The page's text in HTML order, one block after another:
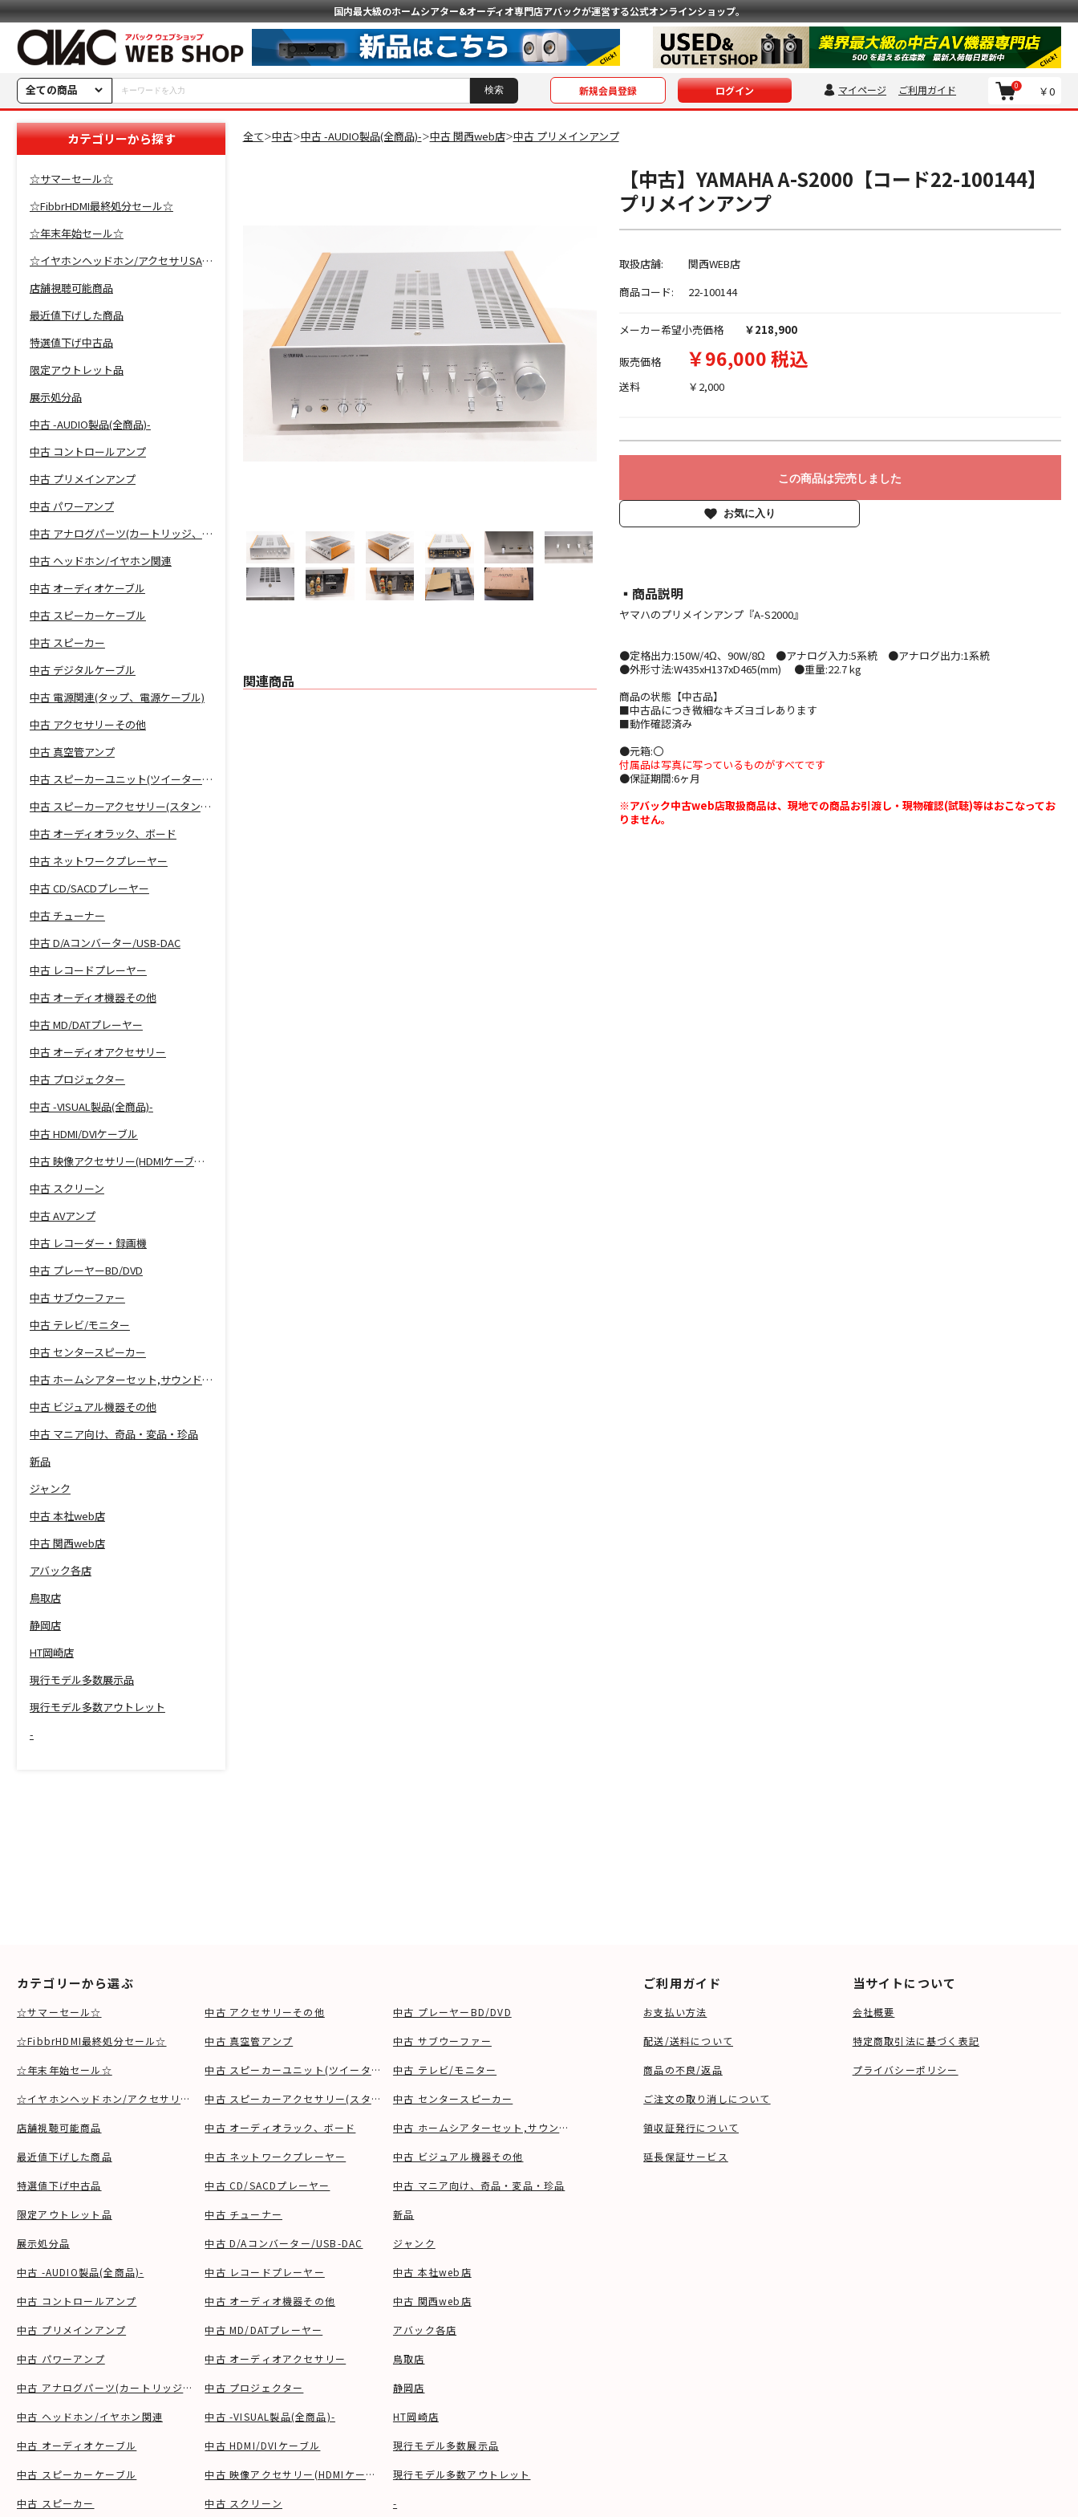
国内最大級のホームシアター&オーディオ専門店アバックが運営する公式オンラインショップ。
全ての商品 新規会員登録 ログイン マイページ ご利用ガイド ￥0
0
カテゴリーから探す
☆サマーセール☆
☆FibbrHDMI最終処分セール☆
☆年末年始セール☆
☆イヤホンヘッドホン/アクセサリSALE☆
店舗視聴可能商品
最近値下げした商品
特選値下げ中古品
限定アウトレット品
展示処分品
中古 -AUDIO製品(全商品)-
中古 コントロールアンプ
中古 プリメインアンプ
中古 パワーアンプ
中古 アナログパーツ(カートリッジ、シェル等)
中古 ヘッドホン/イヤホン関連
中古 オーディオケーブル
中古 スピーカーケーブル
中古 スピーカー
中古 デジタルケーブル
中古 電源関連(タップ、電源ケーブル)
中古 アクセサリーその他
中古 真空管アンプ
中古 スピーカーユニット(ツイーター、ウーファー等)
中古 スピーカーアクセサリー(スタンド等)
中古 オーディオラック、ボード
中古 ネットワークプレーヤー
中古 CD/SACDプレーヤー
中古 チューナー
中古 D/Aコンバーター/USB-DAC
中古 レコードプレーヤー
中古 オーディオ機器その他
中古 MD/DATプレーヤー
中古 オーディオアクセサリー
中古 プロジェクター
中古 -VISUAL製品(全商品)-
中古 HDMI/DVIケーブル
中古 映像アクセサリー(HDMIケーブル等)
中古 スクリーン
中古 AVアンプ
中古 レコーダー・録画機
中古 プレーヤーBD/DVD
中古 サブウーファー
中古 テレビ/モニター
中古 センタースピーカー
中古 ホームシアターセット,サウンドバー
中古 ビジュアル機器その他
中古 マニア向け、奇品・変品・珍品
新品
ジャンク
中古 本社web店
中古 関西web店
アバック各店
鳥取店
静岡店
HT岡崎店
現行モデル多数展示品
現行モデル多数アウトレット
-
全て＞中古＞中古 -AUDIO製品(全商品)-＞中古 関西web店＞中古 プリメインアンプ
関連商品
【中古】YAMAHA A-S2000【コード22-100144】
プリメインアンプ
取扱店舗:
関西WEB店
商品コード:
22-100144
メーカー希望小売価格 ￥218,900
販売価格 ￥96,000 税込
送料 ￥2,000
この商品は完売しました
お気に入り
▪︎商品説明
ヤマハのプリメインアンプ『A-S2000』
●定格出力:150W/4Ω、90W/8Ω ●アナログ入力:5系統 ●アナログ出力:1系統
●外形寸法:W435xH137xD465(mm) ●重量:22.7 kg
商品の状態【中古品】
■中古品につき微細なキズヨゴレあります
■動作確認済み
●元箱:〇
付属品は写真に写っているものがすべてです
●保証期間:6ヶ月
※アバック中古web店取扱商品は、現地での商品お引渡し・現物確認(試聴)等はおこなってお
りません。
カテゴリーから選ぶ
☆サマーセール☆
☆FibbrHDMI最終処分セール☆
☆年末年始セール☆
☆イヤホンヘッドホン/アクセサリSALE☆
店舗視聴可能商品
最近値下げした商品
特選値下げ中古品
限定アウトレット品
展示処分品
中古 -AUDIO製品(全商品)-
中古 コントロールアンプ
中古 プリメインアンプ
中古 パワーアンプ
中古 アナログパーツ(カートリッジ、シェル等)
中古 ヘッドホン/イヤホン関連
中古 オーディオケーブル
中古 スピーカーケーブル
中古 スピーカー
中古 アクセサリーその他
中古 真空管アンプ
中古 スピーカーユニット(ツイーター、ウーファー等)
中古 スピーカーアクセサリー(スタンド等)
中古 オーディオラック、ボード
中古 ネットワークプレーヤー
中古 CD/SACDプレーヤー
中古 チューナー
中古 D/Aコンバーター/USB-DAC
中古 レコードプレーヤー
中古 オーディオ機器その他
中古 MD/DATプレーヤー
中古 オーディオアクセサリー
中古 プロジェクター
中古 -VISUAL製品(全商品)-
中古 HDMI/DVIケーブル
中古 映像アクセサリー(HDMIケーブル等)
中古 スクリーン
中古 プレーヤーBD/DVD
中古 サブウーファー
中古 テレビ/モニター
中古 センタースピーカー
中古 ホームシアターセット,サウンドバー
中古 ビジュアル機器その他
中古 マニア向け、奇品・変品・珍品
新品
ジャンク
中古 本社web店
中古 関西web店
アバック各店
鳥取店
静岡店
HT岡崎店
現行モデル多数展示品
現行モデル多数アウトレット
-
ご利用ガイド
お支払い方法
配送/送料について
商品の不良/返品
ご注文の取り消しについて
領収証発行について
延長保証サービス
当サイトについて
会社概要
特定商取引法に基づく表記
プライバシーポリシー